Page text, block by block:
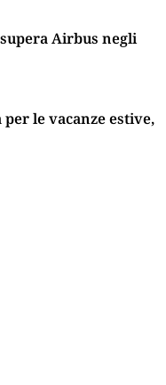
Airbus negli
le vacanze estive,